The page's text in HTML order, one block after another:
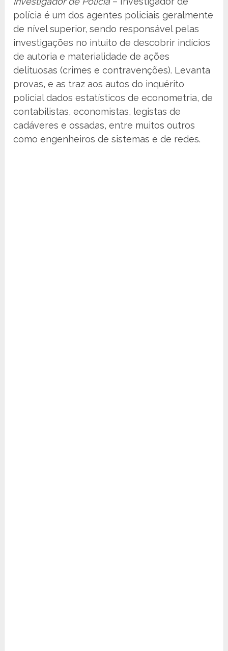
polícia é um dos agentes policiais geralmente
de nível superior, sendo responsável pelas
investigações no intuito de descobrir indícios
de autoria e materialidade de ações
delituosas (crimes e contravenções). Levanta
provas, e as traz aos autos do inquérito
policial dados estatísticos de econometria, de
contabilistas, economistas, legistas de
cadáveres e ossadas, entre muitos outros
como engenheiros de sistemas e de redes.